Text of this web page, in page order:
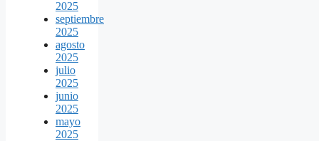
2025
septiembre
2025
agosto
2025
julio
2025
junio
2025
mayo
2025